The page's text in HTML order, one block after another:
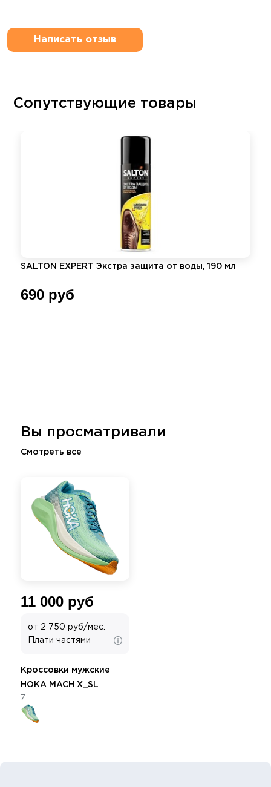
Написать отзыв
Сопутствующие товары
SALTON EXPERT Экстра защита от воды, 190 мл
690 руб
Вы просматривали
Смотреть все
11 000 руб
от 2 750 руб/мес.
Плати частями
Кроссовки мужские
HOKA MACH X_SL
7